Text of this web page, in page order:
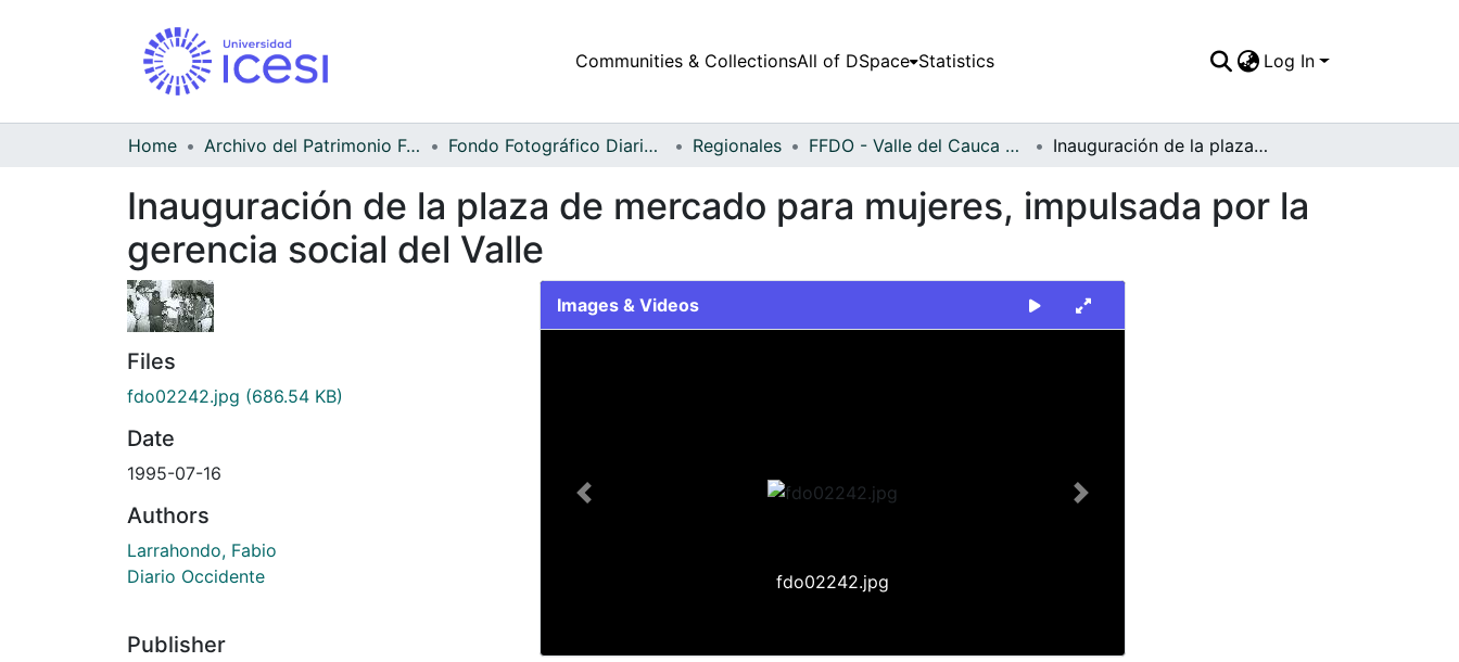
Communities & CollectionsAll of DSpace Statistics Log In
Home Archivo del Patrimonio Fotográfico y Fílmico del Valle del Cauca Fondo Fotográfico Diario Occidente Regionales FFDO - Valle del Cauca - Patrimonial Inauguración de la plaza de mercado para mujeres, impulsada por la gerencia social del Valle
Inauguración de la plaza de mercado para mujeres, impulsada por la
gerencia social del Valle
Files
fdo02242.jpg (686.54 KB)
Date
1995-07-16
Authors
Larrahondo, Fabio
Diario Occidente
Publisher
Images & Videos
fdo02242.jpg
Previous Next